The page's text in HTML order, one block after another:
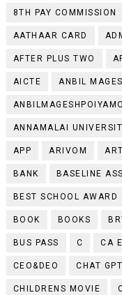
8TH PAY COMMISSION
AATHAAR CARD
AFTER PLUS TWO
AICTE ANBIL
ANNAMALAI
APP ARIVOM
BANK BASELINE
BEST SCHOOL AWARD
BOOK BOOKS
BUS PASS C CA
CEO&DEO CHAT GPT
CHILDRENS MOVIE